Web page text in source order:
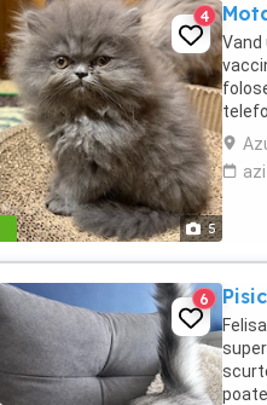
5
4
Vand
6